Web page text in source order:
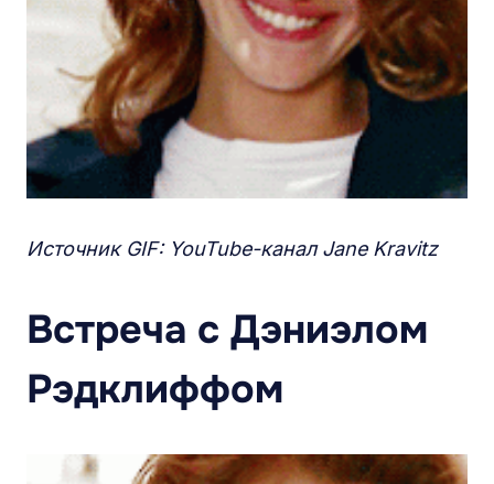
Источник GIF: YouTube-канал Jane Kravitz
Встреча с Дэниэлом
Рэдклиффом